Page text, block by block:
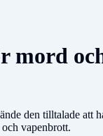
mord
den tilltalade att
vapenbrott.